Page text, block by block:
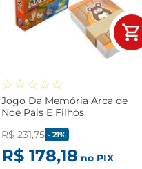
☆☆☆☆☆
Jogo Da Memória Arca de
Noe Pais E Filhos
R$ 231,75 - 21%
R$ 178,18 no PIX